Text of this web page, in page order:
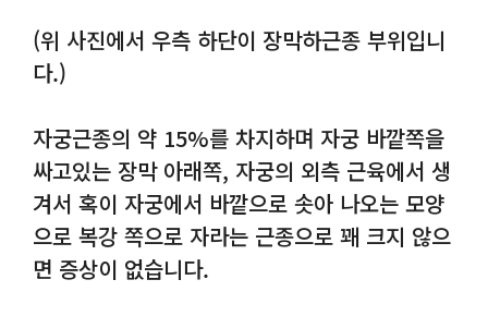
(위 사진에서 우측 하단이 장막하근종 부위입니
다.)
자궁근종의 약 15%를 차지하며 자궁 바깥쪽을
싸고있는 장막 아래쪽, 자궁의 외측 근육에서 생
겨서 혹이 자궁에서 바깥으로 솟아 나오는 모양
으로 복강 쪽으로 자라는 근종으로 꽤 크지 않으
면 증상이 없습니다.